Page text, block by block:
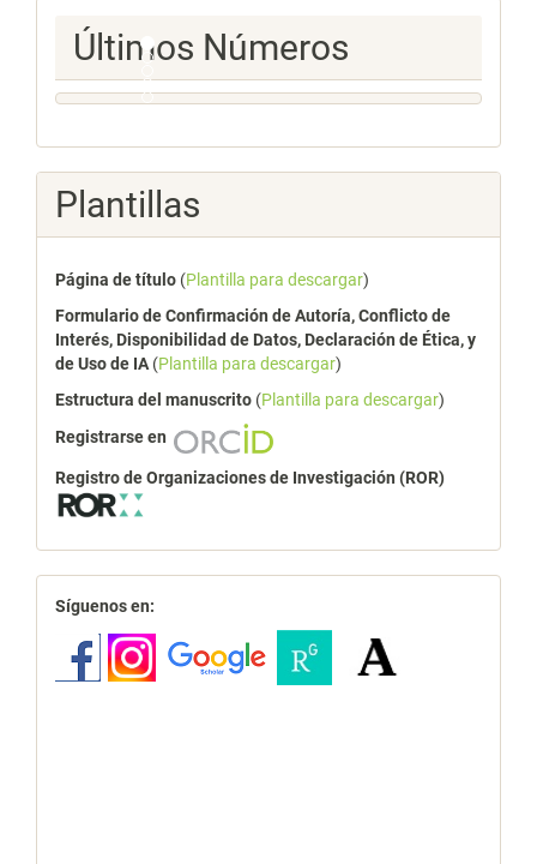
Ultimos
Numeros
Últimos Números
Plantillas
Página de título (Plantilla para descargar)
Formulario de Confirmación de Autoría, Conflicto de
Interés, Disponibilidad de Datos, Declaración de Ética, y
de Uso de IA (Plantilla para descargar)
Estructura del manuscrito (Plantilla para descargar)
Registrarse en
Registro de Organizaciones de Investigación (ROR)
redes
Síguenos en: